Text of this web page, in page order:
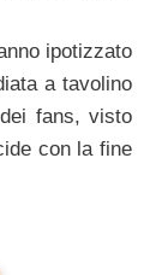
ipotizzato
a tavolino
fans, visto
con la fine